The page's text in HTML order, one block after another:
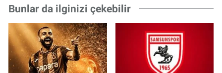
Bunlar da ilginizi çekebilir